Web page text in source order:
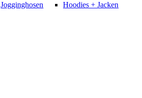
Jogginghosen Hoodies + Jacken